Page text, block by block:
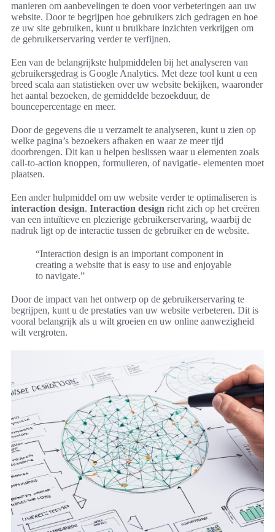
manieren om aanbevelingen te doen voor verbeteringen aan uw
website. Door te begrijpen hoe gebruikers zich gedragen en hoe
ze uw site gebruiken, kunt u bruikbare inzichten verkrijgen om
de gebruikerservaring verder te verfijnen.
Een van de belangrijkste hulpmiddelen bij het analyseren van
gebruikersgedrag is Google Analytics. Met deze tool kunt u een
breed scala aan statistieken over uw website bekijken, waaronder
het aantal bezoeken, de gemiddelde bezoekduur, de
bouncepercentage en meer.
Door de gegevens die u verzamelt te analyseren, kunt u zien op
welke pagina’s bezoekers afhaken en waar ze meer tijd
doorbrengen. Dit kan u helpen beslissen waar u elementen zoals
call-to-action knoppen, formulieren, of navigatie- elementen moet
plaatsen.
Een ander hulpmiddel om uw website verder te optimaliseren is
interaction design. Interaction design richt zich op het creëren
van een intuïtieve en plezierige gebruikerservaring, waarbij de
nadruk ligt op de interactie tussen de gebruiker en de website.
“Interaction design is an important component in
creating a website that is easy to use and enjoyable
to navigate.”
Door de impact van het ontwerp op de gebruikerservaring te
begrijpen, kunt u de prestaties van uw website verbeteren. Dit is
vooral belangrijk als u wilt groeien en uw online aanwezigheid
wilt vergroten.